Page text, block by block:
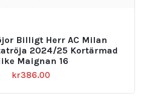
Billigt Herr AC Milan
2024/25 Kortärmad
Maignan 16
kr386.00